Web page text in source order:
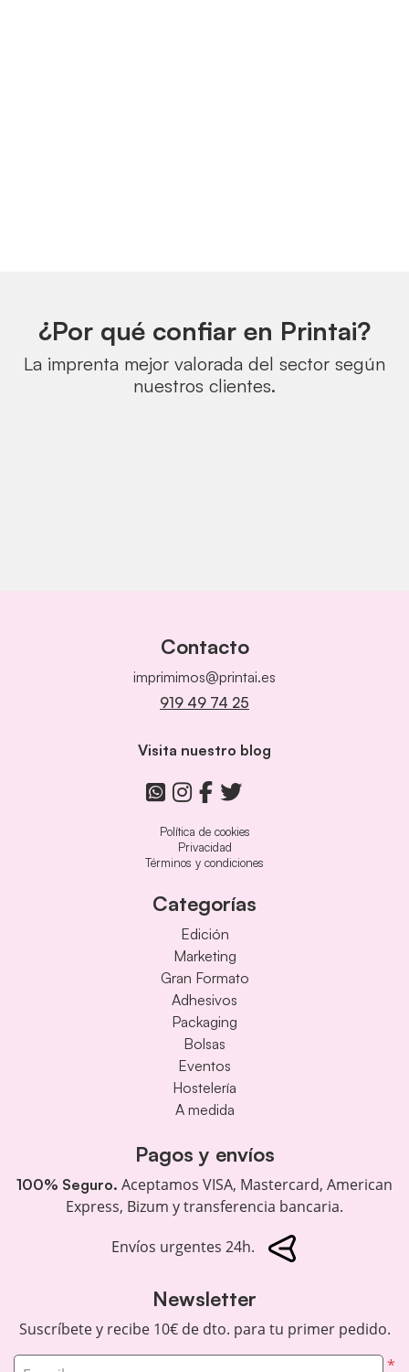
¿Por qué confiar en Printai?
La imprenta mejor valorada del sector según
nuestros clientes.
Contacto
imprimimos@printai.es
919 49 74 25
Visita nuestro blog
Política de cookies
Privacidad
Términos y condiciones
Categorías
Edición
Marketing
Gran Formato
Adhesivos
Packaging
Bolsas
Eventos
Hostelería
A medida
Pagos y envíos
100% Seguro. Aceptamos VISA, Mastercard, American
Express, Bizum y transferencia bancaria.
Envíos urgentes 24h.
Newsletter
Suscríbete y recibe 10€ de dto. para tu primer pedido.
*